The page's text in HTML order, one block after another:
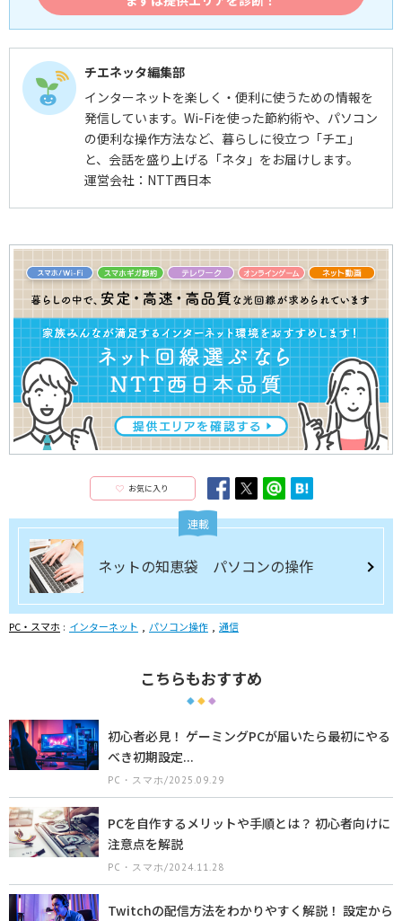
チエネッタ編集部
インターネットを楽しく・便利に使うための情報を
発信しています。Wi-Fiを使った節約術や、パソコン
の便利な操作方法など、暮らしに役立つ「チエ」
と、会話を盛り上げる「ネタ」をお届けします。
運営会社：NTT西日本
お気に入り
連載
ネットの知恵袋 パソコンの操作
PC・スマホ インターネット パソコン操作 通信
こちらもおすすめ
初心者必見！ ゲーミングPCが届いたら最初にやる
べき初期設定...
PC・スマホ/2025.09.29
PCを自作するメリットや手順とは？ 初心者向けに
注意点を解説
PC・スマホ/2024.11.28
Twitchの配信方法をわかりやすく解説！ 設定から